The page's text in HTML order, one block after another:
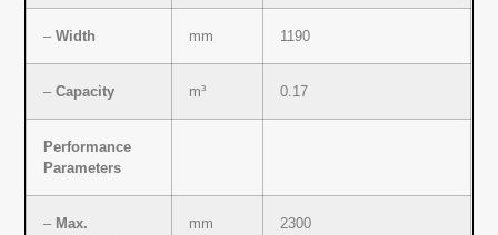
–Width mm 1190
–Capacity m³ 0.17
Performance
Parameters
– Max.
mm 2300